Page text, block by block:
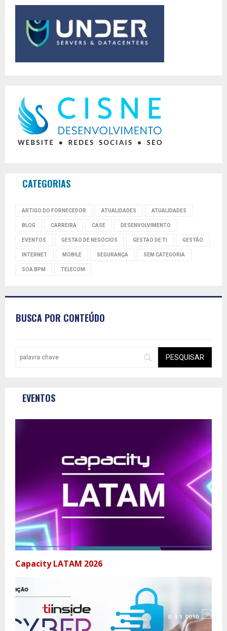
CATEGORIAS
ARTIGO DO FORNECEDOR ATUALIDADES ATUALIDADES
BLOG CARREIRA CASE DESENVOLVIMENTO
EVENTOS GESTAO DE NEGOCIOS GESTAO DE TI GESTÃO
INTERNET MOBILE SEGURANÇA SEM CATEGORIA
SOA BPM TELECOM
BUSCA POR CONTEÚDO
EVENTOS
Capacity LATAM 2026